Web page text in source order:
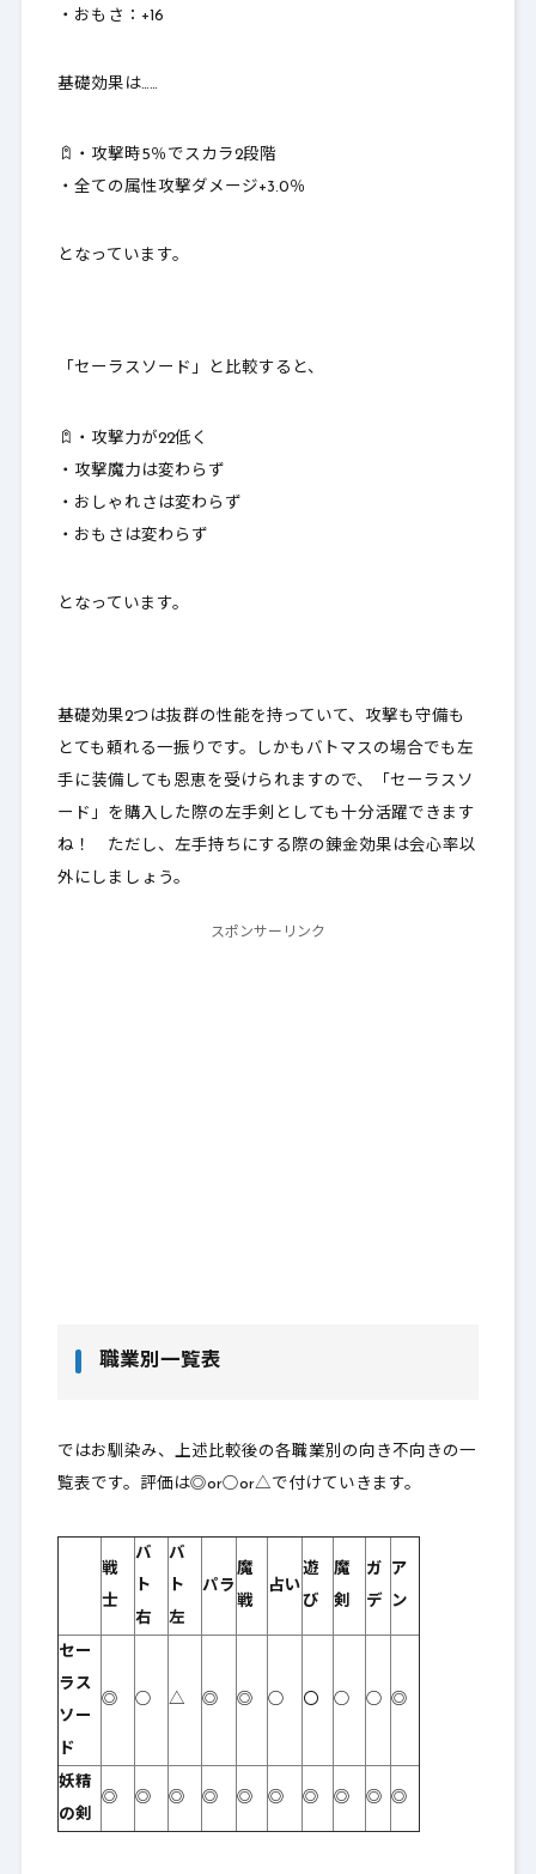
・おもさ： +16
基礎効果は……
・攻撃時5％でスカラ2段階
・全ての属性攻撃ダメージ+3.0％
となっています。
「セーラスソード」と比較すると、
・攻撃力が22低く
・攻撃魔力は変わらず
・おしゃれさは変わらず
・おもさは変わらず
となっています。
基礎効果2つは抜群の性能を持っていて、攻撃も守備も
とても頼れる一振りです。しかもバトマスの場合でも左
手に装備しても恩恵を受けられますので、「セーラスソ
ード」を購入した際の左手剣としても十分活躍できます
ね！ ただし、 左手持ちにする際の錬金効果は会心率以
外にしましょう。
スポンサーリンク
職業別一覧表
ではお馴染み、上述比較後の各職業別の向き不向きの一
覧表です。評価は◎or○or△で付けていきます。
戦
士
バ
ト
右
バ
ト
左
パラ
魔
戦
占い
遊
び
魔
剣
ガ
デ
ア
ン
セー
ラス
ソー
ド
◎ ○ △ ◎ ◎ ○ 〇 ○ ○ ◎
妖精
の剣
◎ ◎ ◎ ◎ ◎ ◎ ◎ ◎ ◎ ◎